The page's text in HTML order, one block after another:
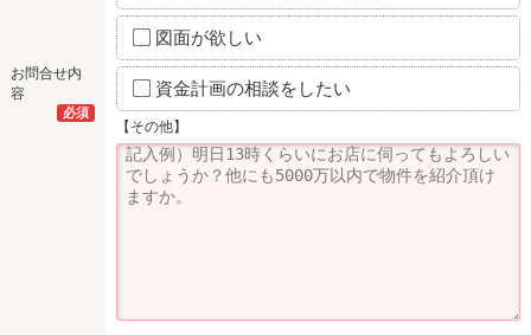
お問合せ内
容
必須
図面が欲しい
資金計画の相談をしたい
【その他】